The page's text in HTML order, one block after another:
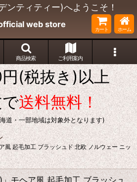
ンティティー)へようこそ！
web store
カート ホーム
商品検索 ご利用案内
(税抜き)以上
送料無料！
道・一部地域は対象外となります)
風 起毛加工 ブラッシュド 北欧 ノルウェー ニッ
モヘア風 起毛加工 ブラッシュ